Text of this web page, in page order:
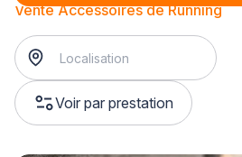
Vente Accessoires de Running
Voir par prestation